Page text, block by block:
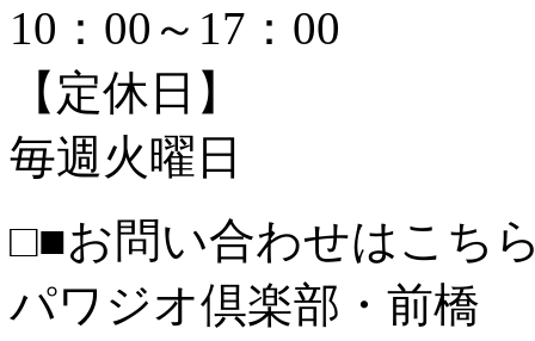
10：00～17：00
【定休日】
毎週火曜日
□■お問い合わせはこち
パワジオ倶楽部・前橋